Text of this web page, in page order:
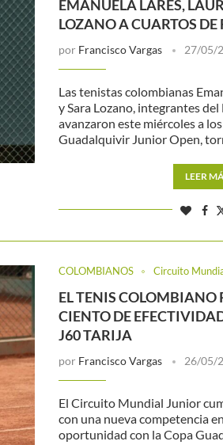
EMANUELA LARES,
LOZANO A CUARTOS
por Francisco Vargas 27/05/
Las tenistas colombianas
y Sara Lozano, integrantes
avanzaron este miércoles a
Guadalquivir Junior Open,
LEER
COLOMBIANOS Circuito
EL TENIS COLOMBIANO
CIENTO DE
J60 TARIJA
por Francisco Vargas 26/05/
El Circuito Mundial Junior
con una nueva competencia
oportunidad con la Copa